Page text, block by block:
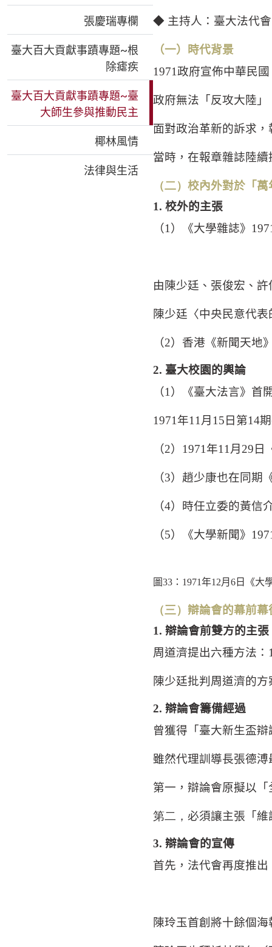
張慶瑞專欄
臺大百大貢獻事蹟專題~根
除瘧疾
臺大百大貢獻事蹟專題~臺
大師生參與推動民主
椰林風情
法律與生活
◆ 主持人：臺大法代
（一）時代背景
1971政府宣佈中華民
政府無法「反攻大陸
面對政治革新的訴求
當時，在報章雜誌陸
（二） 校內外對於「
1. 校外的主張
（1 ）《大學雜誌》
由陳少廷、張俊宏、
陳少廷〈中央民意代
（2）香港《新聞天地
2. 臺大校園的輿論
（1 ）《臺大法言》首
1971 年11 月 15 日第14
（2） 1971 年11 月 29 日
（3）趙少康也在同期
（4）時任立委的黃信
（5）《大學新聞》
圖33 ： 1971年12月 6 日《大
（三） 辯論會的幕前幕
1. 辯論會前雙方的主張
周道濟提出六種方法：
陳少廷批判周道濟的
2. 辯論會籌備經過
曾獲得「臺大新生盃
雖然代理訓導長張德
第一，辯論會原擬以
第二， 必須讓主張「
3. 辯論會的宣傳
首先，法代會再度推
陳玲玉首創將十餘個